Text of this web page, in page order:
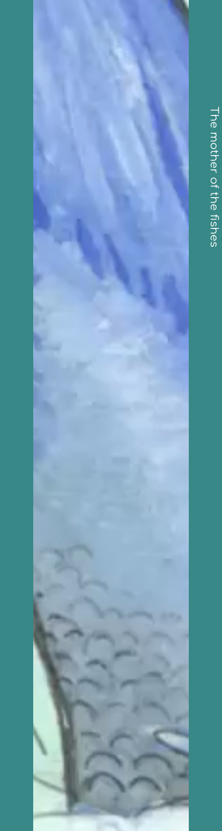
La mère des poissons The mother of the fishes